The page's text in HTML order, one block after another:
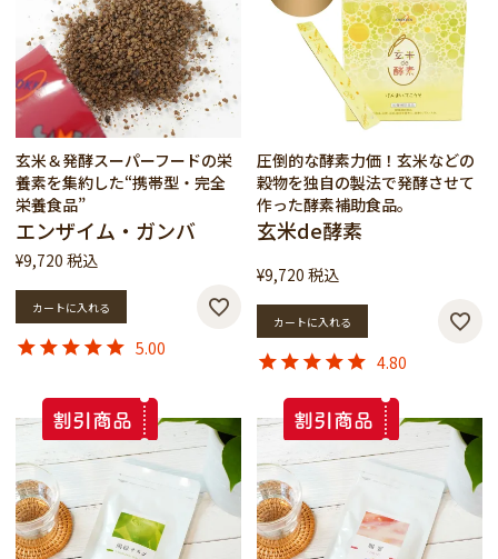
玄米＆発酵スーパーフードの栄
養素を集約した“携帯型・完全
栄養食品”
エンザイム・ガンバ
¥9,720 税込
カートに入れる
5.00
圧倒的な酵素力価！玄米などの
穀物を独自の製法で発酵させて
作った酵素補助食品。
玄米de酵素
¥9,720 税込
カートに入れる
4.80